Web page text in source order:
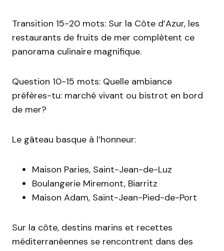
Transition 15-20 mots: Sur la Côte d’Azur, les
restaurants de fruits de mer complètent ce
panorama culinaire magnifique.
Question 10-15 mots: Quelle ambiance
préfères-tu: marché vivant ou bistrot en bord
de mer?
Le gâteau basque à l’honneur:
Maison Paries, Saint-Jean-de-Luz
Boulangerie Miremont, Biarritz
Maison Adam, Saint-Jean-Pied-de-Port
Sur la côte, destins marins et recettes
méditerranéennes se rencontrent dans des